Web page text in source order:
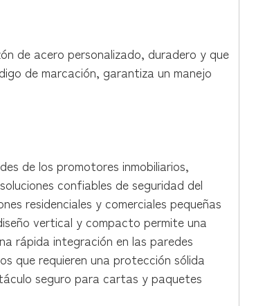
de acero personalizado, duradero y que
de marcación, garantiza un manejo
de los promotores inmobiliarios,
confiables de seguridad del
residenciales y comerciales pequeñas
vertical y compacto permite una
rápida integración en las paredes
que requieren una protección sólida
seguro para cartas y paquetes